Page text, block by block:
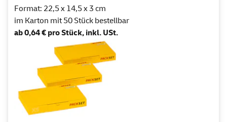
Format: 22,5 x 14,5 x 3 cm
im Karton mit 50 Stück bestellbar
ab 0,64 € pro Stück, inkl. USt.